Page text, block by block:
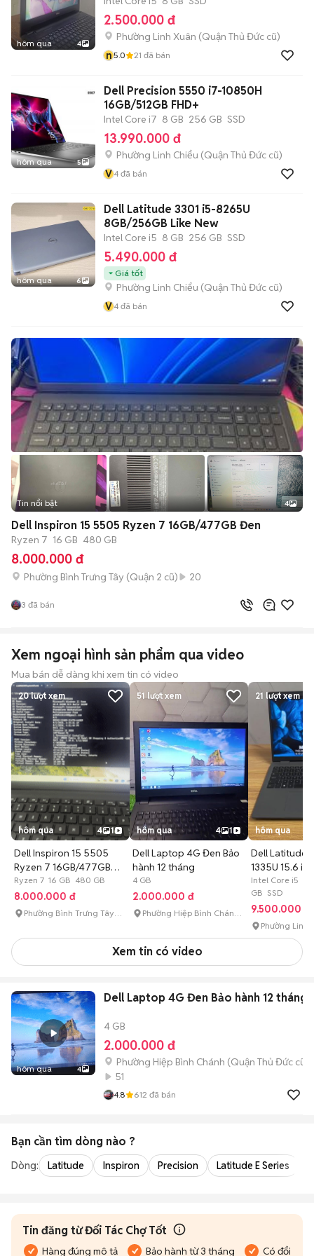
hôm qua 4
2.500.000 đ
Phường Linh Xuân (Quận Thủ Đức cũ)
n5.0 21 đã bán
hôm qua 5
Dell Precision 5550 i7-10850H
16GB/512GB FHD+
Intel Core i7 8 GB 256 GB SSD
13.990.000 đ
Phường Linh Chiểu (Quận Thủ Đức cũ)
V4 đã bán
hôm qua 6
Dell Latitude 3301 i5-8265U
8GB/256GB Like New
Intel Core i5 8 GB 256 GB SSD
5.490.000 đ
Giá tốt
Phường Linh Chiểu (Quận Thủ Đức cũ)
V4 đã bán
Tin nổi bật 4
Dell Inspiron 15 5505 Ryzen 7 16GB/477GB Đen
Ryzen 7 16 GB 480 GB
8.000.000 đ
Phường Bình Trưng Tây (Quận 2 cũ) 20
3 đã bán
Xem ngoại hình sản phẩm qua video
Mua bán dễ dàng khi xem tin có video
20lượt xem
hôm qua 4 1
Dell Inspiron 15 5505
Ryzen 7 16GB/477GB
Đen
Ryzen 7 16 GB 480 GB
8.000.000 đ
Phường Bình Trưng Tây
51lượt xem
hôm qua 4 1
Dell Laptop 4G Đen Bảo
hành 12 tháng
4 GB
2.000.000 đ
Phường Hiệp Bình Chánh
21 lượt xem
hôm qua
Dell Latitude
1335U 15.6
16GB/256GB
Intel Core i5
GB SSD
9.500.000 đ
Phường Linh
Thủ Đức cũ)
Xem tin có video
hôm qua 4
Dell Laptop 4G Đen Bảo hành 12 tháng
4 GB
2.000.000 đ
Phường Hiệp Bình Chánh (Quận Thủ Đức cũ)
51
4.8 612 đã bán
Bạn cần tìm dòng nào ?
Dòng: Latitude Inspiron Precision Latitude E Series
Tin đăng từ Đối Tác Chợ Tốt
Hàng đúng mô tả Bảo hành từ 3 tháng Có đổi trả